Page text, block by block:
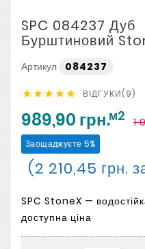
SPC 084237 Дуб
Бурштиновий
Артикул 084237
     ВІДГУКИ(9)
989,90 грн.м2 1
Заощаджуєте 5%
(2 210,45 грн.
SPC StoneX —
доступна ціна